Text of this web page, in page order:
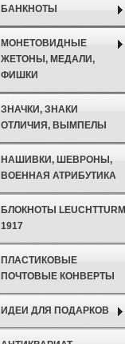
БАНКНОТЫ
МОНЕТОВИДНЫЕ
ЖЕТОНЫ, МЕДАЛИ,
ФИШКИ
ЗНАЧКИ, ЗНАКИ
ОТЛИЧИЯ, ВЫМПЕЛЫ
НАШИВКИ, ШЕВРОНЫ,
ВОЕННАЯ АТРИБУТИКА
БЛОКНОТЫ LEUCHTTURM
1917
ПЛАСТИКОВЫЕ
ПОЧТОВЫЕ КОНВЕРТЫ
ИДЕИ ДЛЯ ПОДАРКОВ